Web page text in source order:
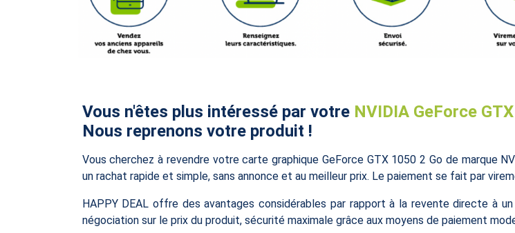
Vous n'êtes plus intéressé par votre NVIDIA GeForce
Nous reprenons votre produit !
Vous cherchez à revendre votre carte graphique GeForce GTX 1050 2 Go de marque
un rachat rapide et simple, sans annonce et au meilleur prix. Le paiement se fait par
HAPPY DEAL offre des avantages considérables par rapport à la revente directe à
négociation sur le prix du produit, sécurité maximale grâce aux moyens de paiement